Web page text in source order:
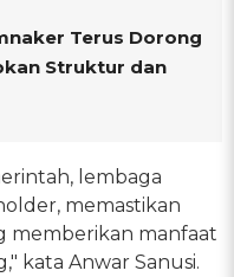
Terus Dorong
Struktur dan
lembaga
memastikan
memberikan manfaat
kata Anwar Sanusi.